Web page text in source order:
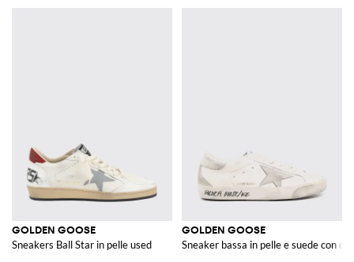
GOLDEN GOOSE
Sneakers Ball Star in pelle used
GOLDEN GOOSE
Sneaker bassa in pelle e suede con